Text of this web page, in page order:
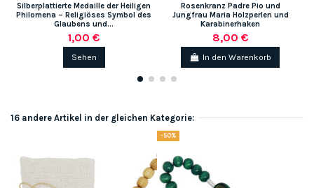
Silberplattierte Medaille der Heiligen
Philomena – Religiöses Symbol des
Glaubens und...
1,00 €
Sehen
Rosenkranz Padre Pio und
Jungfrau Maria Holzperlen und
Karabinerhaken
8,00 €
In den Warenkorb
16 andere Artikel in der gleichen Kategorie:
-50%